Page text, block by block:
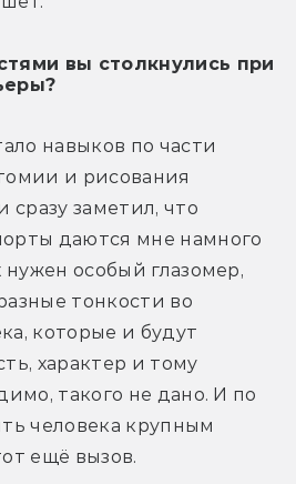
вы столкнулись при
навыков по части
и рисования
сразу заметил, что
даются мне намного
нужен особый глазомер,
тонкости во
которые и будут
характер и тому
такого не дано. И по
человека крупным
ещё вызов.